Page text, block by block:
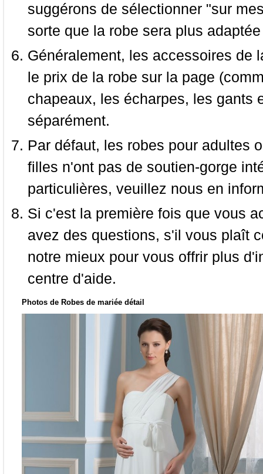
suggérons de sélectionner "sur
sorte que la robe sera plus
Généralement, les accessoires de
le prix de la robe sur la page
chapeaux, les écharpes, les gants
séparément.
Par défaut, les robes pour adultes
filles n'ont pas de soutien-gorge
particulières, veuillez nous en
Si c'est la première fois que vous
avez des questions, s'il vous plaît
notre mieux pour vous offrir plus
centre d'aide.
Photos de Robes de mariée détail